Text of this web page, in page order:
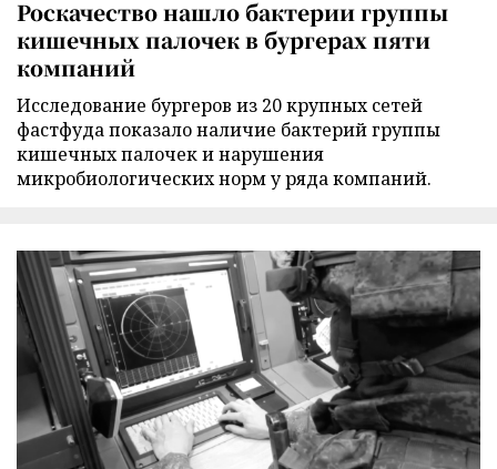
Роскачество нашло бактерии группы
кишечных палочек в бургерах пяти
компаний
Исследование бургеров из 20 крупных сетей
фастфуда показало наличие бактерий группы
кишечных палочек и нарушения
микробиологических норм у ряда компаний.